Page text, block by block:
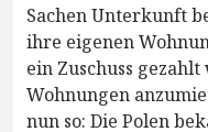
Sachen Unterkunft
ihre eigenen
ein Zuschuss
Wohnungen
nun so: Die Polen